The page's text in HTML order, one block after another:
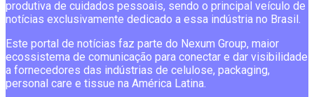
produtiva de cuidados pessoais, sendo o principal veículo de
notícias exclusivamente dedicado a essa indústria no Brasil.
Este portal de notícias faz parte do Nexum Group, maior
ecossistema de comunicação para conectar e dar visibilidade
a fornecedores das indústrias de celulose, packaging,
personal care e tissue na América Latina.